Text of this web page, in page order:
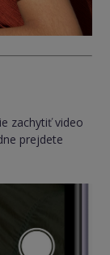
zachytiť video
prejdete